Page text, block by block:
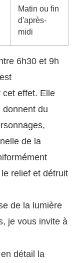
Matin ou fin
d'après-
midi
6h30 et 9h
cet effet. Elle
donnent du
de la
relief et détruit
de la lumière
je vous invite à
détail la